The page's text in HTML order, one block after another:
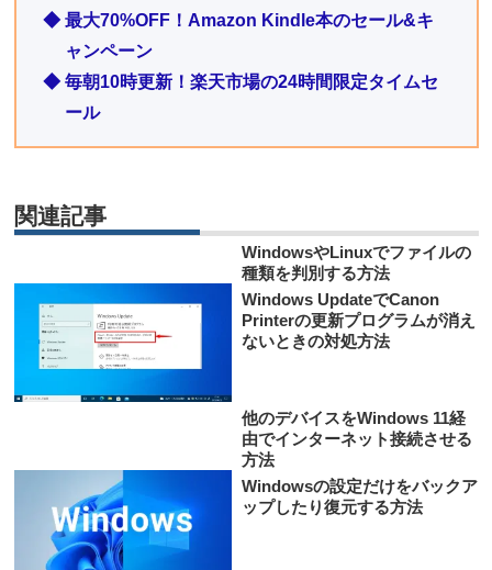
◆ 最大70%OFF！Amazon Kindle本のセール&キ
ャンペーン
◆ 毎朝10時更新！楽天市場の24時間限定タイムセ
ール
関連記事
WindowsやLinuxでファイルの
種類を判別する方法
Windows UpdateでCanon
Printerの更新プログラムが消え
ないときの対処方法
他のデバイスをWindows 11経
由でインターネット接続させる
方法
Windowsの設定だけをバックア
ップしたり復元する方法